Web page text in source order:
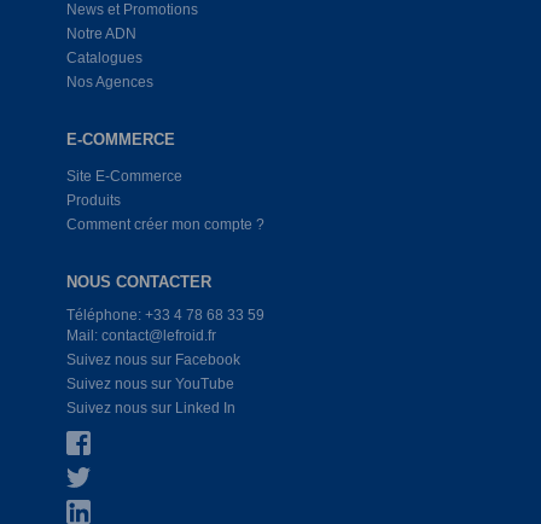
News et Promotions
Notre ADN
Catalogues
Nos Agences
E-COMMERCE
Site E-Commerce
Produits
Comment créer mon compte ?
NOUS CONTACTER
Téléphone: +33 4 78 68 33 59
Mail: contact@lefroid.fr
Suivez nous sur Facebook
Suivez nous sur YouTube
Suivez nous sur Linked In